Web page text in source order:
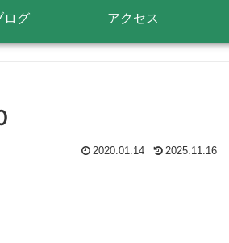
ログ アクセス
2020.01.14 2025.11.16